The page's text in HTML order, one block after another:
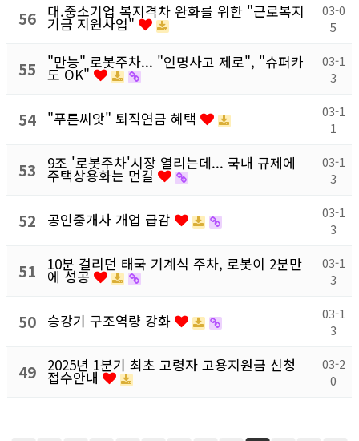
56 대.중소기업 복지격차 완화를 위한 "근로복지
기금 지원사업"
03-0
5
55 "만능" 로봇주차... "인명사고 제로", "슈퍼카
도 OK"
03-1
3
54 "푸른씨앗" 퇴직연금 혜택
03-1
1
53 9조 '로봇주차'시장 열리는데... 국내 규제에
주택상용화는 먼길
03-1
3
52 공인중개사 개업 급감
03-1
3
51 10분 걸리던 태국 기계식 주차, 로봇이 2분만
에 성공
03-1
3
50 승강기 구조역량 강화
03-1
3
49 2025년 1분기 최초 고령자 고용지원금 신청
접수안내
03-2
0